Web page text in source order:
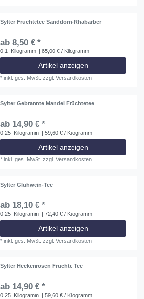
Sylter Früchtetee Sanddorn-Rhabarber
ab 8,50 € *
0.1 Kilogramm | 85,00 € / Kilogramm
Artikel anzeigen
*inkl. ges. MwSt. zzgl.Versandkosten
Sylter Gebrannte Mandel Früchtetee
ab 14,90 € *
0.25 Kilogramm | 59,60 € / Kilogramm
Artikel anzeigen
*inkl. ges. MwSt. zzgl.Versandkosten
Sylter Glühwein-Tee
ab 18,10 € *
0.25 Kilogramm | 72,40 € / Kilogramm
Artikel anzeigen
*inkl. ges. MwSt. zzgl.Versandkosten
Sylter Heckenrosen Früchte Tee
ab 14,90 € *
0.25 Kilogramm | 59,60 € / Kilogramm